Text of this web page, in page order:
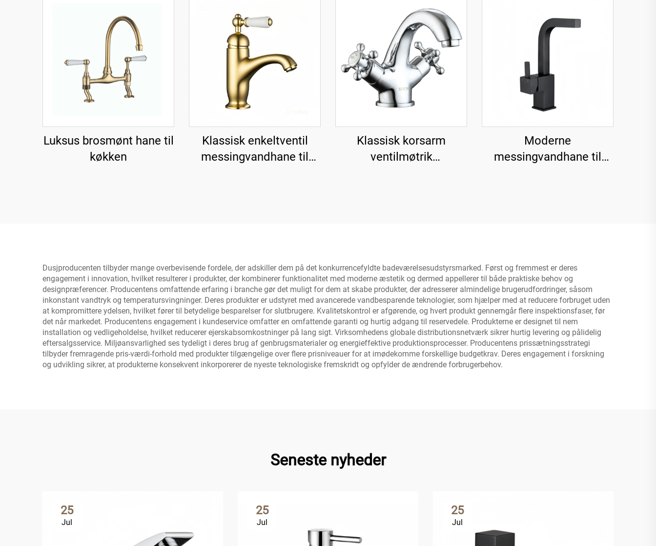
Luksus brosmønt hane til
køkken
Klassisk enkeltventil
messingvandhane til
Klassisk korsarm
ventilmøtrik
Moderne
messingvandhane til
Dusjproducenten tilbyder mange overbevisende fordele, der adskiller dem på det konkurrencefyldte badeværelsesudstyrsmarked. Først og fremmest er deres
engagement i innovation, hvilket resulterer i produkter, der kombinerer funktionalitet med moderne æstetik og dermed appellerer til både praktiske behov og
designpræferencer. Producentens omfattende erfaring i branche gør det muligt for dem at skabe produkter, der adresserer almindelige brugerudfordringer, såsom
inkonstant vandtryk og temperatursvingninger. Deres produkter er udstyret med avancerede vandbesparende teknologier, som hjælper med at reducere forbruget uden
at kompromittere ydelsen, hvilket fører til betydelige besparelser for slutbrugere. Kvalitetskontrol er afgørende, og hvert produkt gennemgår flere inspektionsfaser, før
det når markedet. Producentens engagement i kundeservice omfatter en omfattende garanti og hurtig adgang til reservedele. Produkterne er designet til nem
installation og vedligeholdelse, hvilket reducerer ejerskabsomkostninger på lang sigt. Virksomhedens globale distributionsnetværk sikrer hurtig levering og pålidelig
eftersalgsservice. Miljøansvarlighed ses tydeligt i deres brug af genbrugsmaterialer og energieffektive produktionsprocesser. Producentens prissætningsstrategi
tilbyder fremragende pris-værdi-forhold med produkter tilgængelige over flere prisniveauer for at imødekomme forskellige budgetkrav. Deres engagement i forskning
og udvikling sikrer, at produkterne konsekvent inkorporerer de nyeste teknologiske fremskridt og opfylder de ændrende forbrugerbehov.
Seneste nyheder
25
Jul
25
Jul
25
Jul